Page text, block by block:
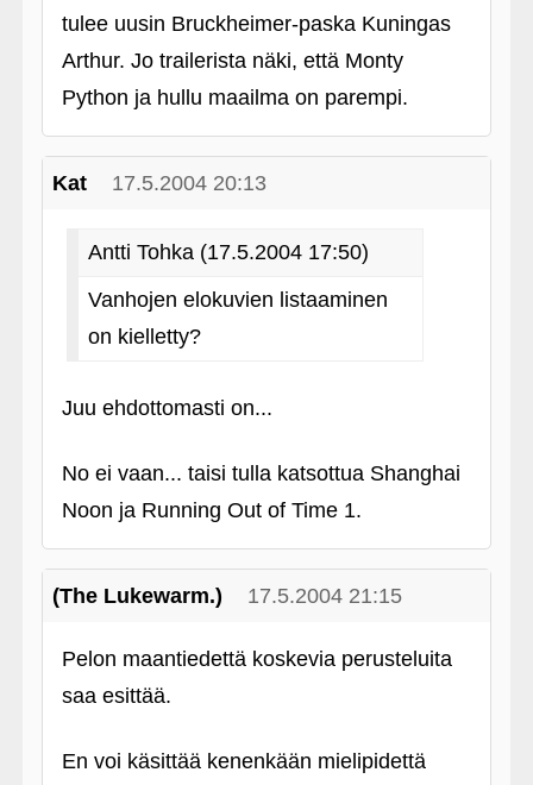
tulee uusin Bruckheimer-paska Kuningas
Arthur. Jo trailerista näki, että Monty
Python ja hullu maailma on parempi.
Kat 17.5.2004 20:13
Antti Tohka (17.5.2004 17:50)
Vanhojen elokuvien listaaminen
on kielletty?
Juu ehdottomasti on...
No ei vaan... taisi tulla katsottua Shanghai
Noon ja Running Out of Time 1.
(The Lukewarm.) 17.5.2004 21:15
Pelon maantiedettä koskevia perusteluita
saa esittää.
En voi käsittää kenenkään mielipidettä